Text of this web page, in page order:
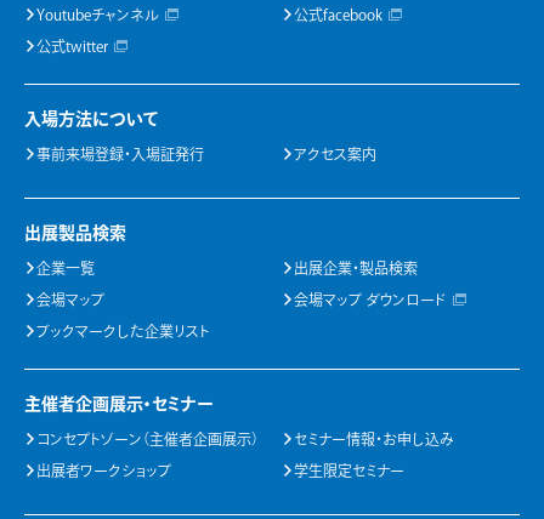
Youtubeチャンネル 公式facebook
公式twitter
入場方法について
事前来場登録・入場証発行 アクセス案内
出展製品検索
企業一覧 出展企業・製品検索
会場マップ 会場マップ ダウンロード
ブックマークした企業リスト
主催者企画展示・セミナー
コンセプトゾーン（主催者企画展示） セミナー情報・お申し込み
出展者ワークショップ 学生限定セミナー